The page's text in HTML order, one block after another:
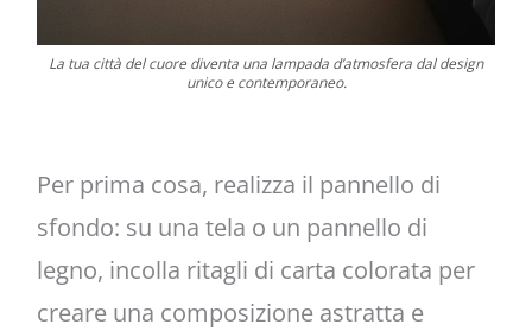
La tua città del cuore diventa una lampada d’atmosfera dal design
unico e contemporaneo.
Per prima cosa, realizza il pannello di
sfondo: su una tela o un pannello di
legno, incolla ritagli di carta colorata per
creare una composizione astratta e